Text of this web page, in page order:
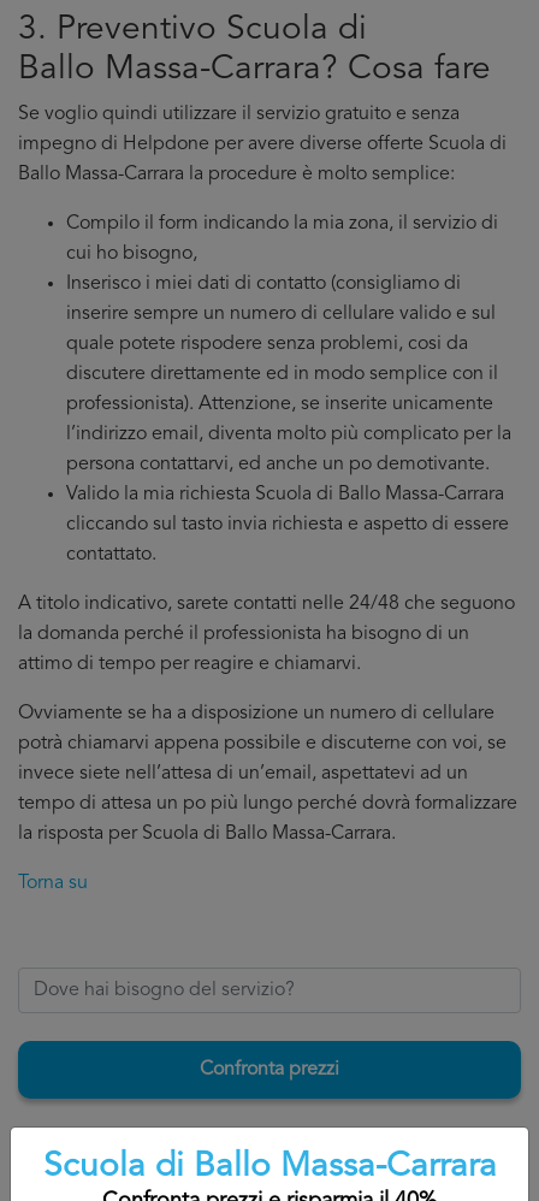
3. Preventivo Scuola di
Ballo Massa-Carrara? Cosa fare
Se voglio quindi utilizzare il servizio gratuito e senza
impegno di Helpdone per avere diverse offerte Scuola di
Ballo Massa-Carrara la procedure è molto semplice:
Compilo il form indicando la mia zona, il servizio di
cui ho bisogno,
Inserisco i miei dati di contatto (consigliamo di
inserire sempre un numero di cellulare valido e sul
quale potete rispodere senza problemi, cosi da
discutere direttamente ed in modo semplice con il
professionista). Attenzione, se inserite unicamente
l’indirizzo email, diventa molto più complicato per la
persona contattarvi, ed anche un po demotivante.
Valido la mia richiesta Scuola di Ballo Massa-Carrara
cliccando sul tasto invia richiesta e aspetto di essere
contattato.
A titolo indicativo, sarete contatti nelle 24/48 che seguono
la domanda perché il professionista ha bisogno di un
attimo di tempo per reagire e chiamarvi.
Ovviamente se ha a disposizione un numero di cellulare
potrà chiamarvi appena possibile e discuterne con voi, se
invece siete nell’attesa di un’email, aspettatevi ad un
tempo di attesa un po più lungo perché dovrà formalizzare
la risposta per Scuola di Ballo Massa-Carrara.
Torna su
Confronta prezzi
4. Perché confrontare diversi
Scuola di Ballo Massa-Carrara